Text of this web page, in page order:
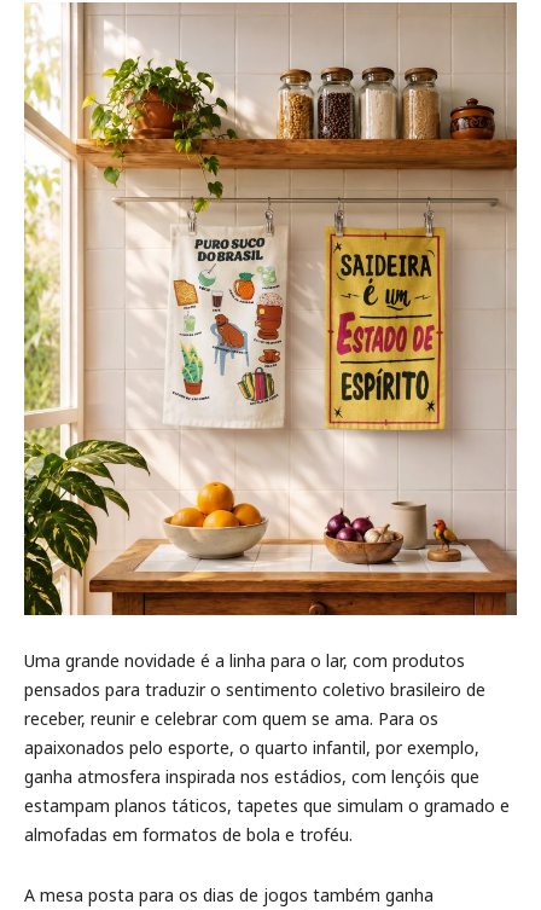
Uma grande novidade é a linha para o lar, com produtos
pensados para traduzir o sentimento coletivo brasileiro de
receber, reunir e celebrar com quem se ama. Para os
apaixonados pelo esporte, o quarto infantil, por exemplo,
ganha atmosfera inspirada nos estádios, com lençóis que
estampam planos táticos, tapetes que simulam o gramado e
almofadas em formatos de bola e troféu.
A mesa posta para os dias de jogos também ganha